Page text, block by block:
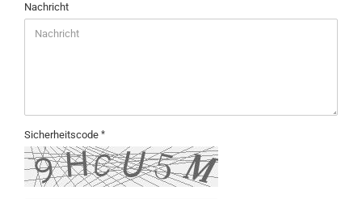
Nachricht
Sicherheitscode